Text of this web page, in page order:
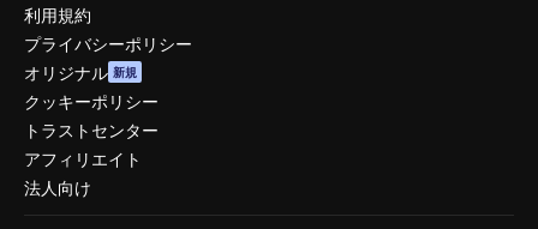
利用規約
プライバシーポリシー
オリジナル 新規
クッキーポリシー
トラストセンター
アフィリエイト
法人向け